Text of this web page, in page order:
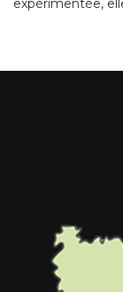
expérimentée,